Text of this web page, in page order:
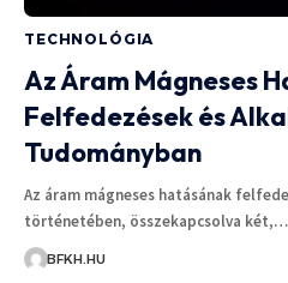
TECHNOLÓGIA
Az Áram Mágneses
Felfedezések és
Tudományban
Az áram mágneses hatásának
történetében, összekapcsolva két,…
BFKH.HU